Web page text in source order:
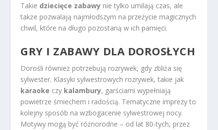
Takie dziecięce zabawy nie tylko umilają czas, ale
także pozwalają najmłodszym na przeżycie magicznych
chwil, które na długo pozostaną w ich pamięci.
GRY I ZABAWY DLA DOROSŁYCH
Dorośli również potrzebują rozrywek, gdy zbliża się
sylwester. Klasyki sylwestrowych rozrywek, takie jak
karaoke czy kalambury, garściami wypełniają
powietrze śmiechem i radością. Tematyczne imprezy to
kolejny sposób na wzbogacenie sylwestrowej nocy.
Motywy mogą być różnorodne – od lat 80-tych, przez